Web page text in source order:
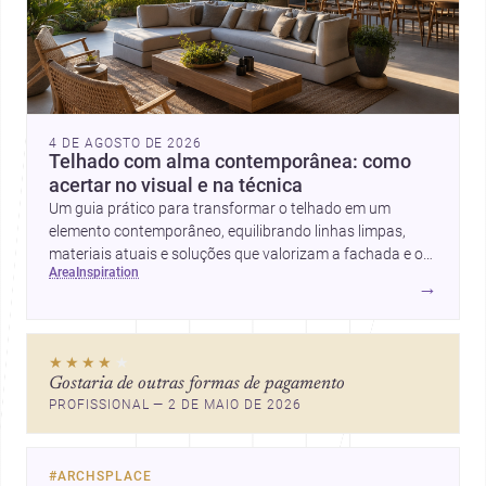
4 DE AGOSTO DE 2026
Telhado com alma contemporânea: como
acertar no visual e na técnica
Um guia prático para transformar o telhado em um
elemento contemporâneo, equilibrando linhas limpas,
materiais atuais e soluções que valorizam a fachada e o
conforto da casa.
area inspiration
→
★★★★ ★
Gostaria de outras formas de pagamento
PROFISSIONAL — 2 DE MAIO DE 2026
#ARCHSPLACE